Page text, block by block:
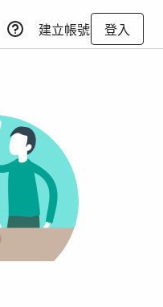
建立帳號 登入